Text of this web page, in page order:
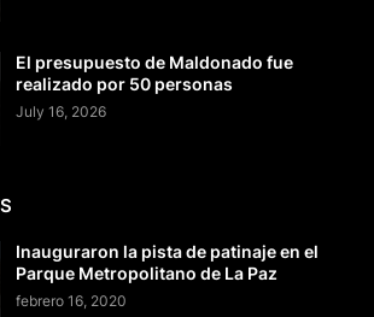
El presupuesto de Maldonado fue
realizado por 50 personas
July 16, 2026
Inauguraron la pista de patinaje en el
Parque Metropolitano de La Paz
febrero 16, 2020